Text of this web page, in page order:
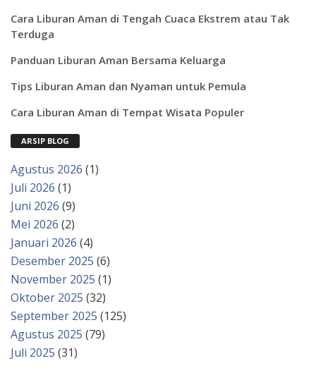
Cara Liburan Aman di Tengah Cuaca Ekstrem atau Tak
Terduga
Panduan Liburan Aman Bersama Keluarga
Tips Liburan Aman dan Nyaman untuk Pemula
Cara Liburan Aman di Tempat Wisata Populer
ARSIP BLOG
Agustus 2026 (1)
Juli 2026 (1)
Juni 2026 (9)
Mei 2026 (2)
Januari 2026 (4)
Desember 2025 (6)
November 2025 (1)
Oktober 2025 (32)
September 2025 (125)
Agustus 2025 (79)
Juli 2025 (31)